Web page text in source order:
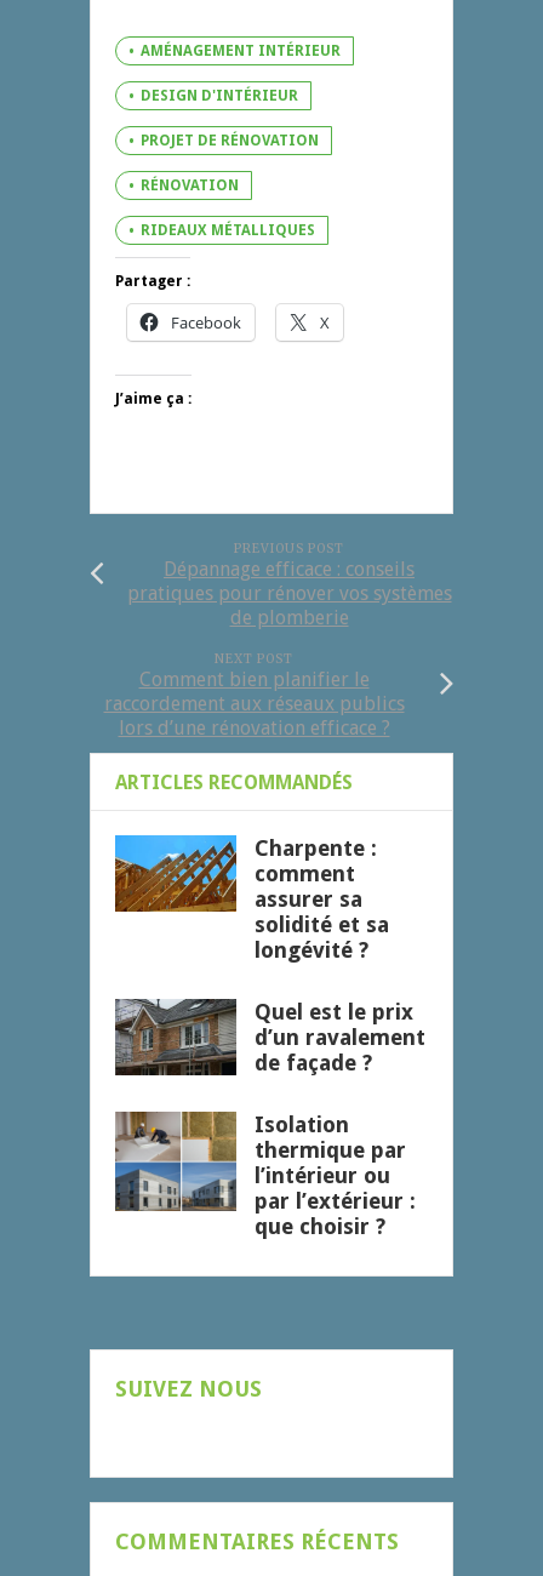
AMÉNAGEMENT INTÉRIEUR
DESIGN D'INTÉRIEUR
PROJET DE RÉNOVATION
RÉNOVATION
RIDEAUX MÉTALLIQUES
Partager :
Facebook X
J’aime ça :
PREVIOUS POST
Dépannage efficace : conseils
pratiques pour rénover vos systèmes
de plomberie
NEXT POST
Comment bien planifier le
raccordement aux réseaux publics
lors d’une rénovation efficace ?
ARTICLES RECOMMANDÉS
Charpente :
comment
assurer sa
solidité et sa
longévité ?
Quel est le prix
d’un ravalement
de façade ?
Isolation
thermique par
l’intérieur ou
par l’extérieur :
que choisir ?
SUIVEZ NOUS
COMMENTAIRES RÉCENTS